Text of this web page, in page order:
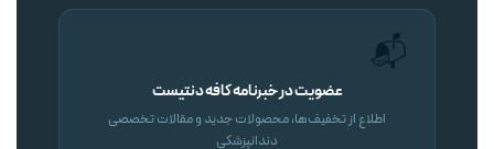
📬
عضویت در خبرنامه کافه دنتیست
اطلاع از تخفیف‌ها، محصولات جدید و مقالات تخصصی
دندانپزشکی